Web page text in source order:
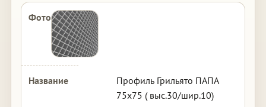
Профиль Грильято ПАПА
75х75 ( выс.30/шир.10)